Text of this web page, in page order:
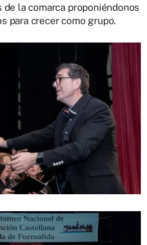
de la comarca proponiéndonos
para crecer como grupo.